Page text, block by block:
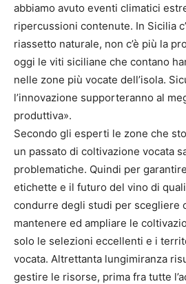
abbiamo avuto eventi climatici
ripercussioni contenute. In Sicilia
riassetto naturale, non c’è più la
oggi le viti siciliane che contano
nelle zone più vocate dell’isola.
l’innovazione supporteranno al
produttiva».
Secondo gli esperti le zone che
un passato di coltivazione vocata
problematiche. Quindi per
etichette e il futuro del vino di
condurre degli studi per scegliere
mantenere ed ampliare le
solo le selezioni eccellenti e i
vocata. Altrettanta lungimiranza
gestire le risorse, prima fra tutte